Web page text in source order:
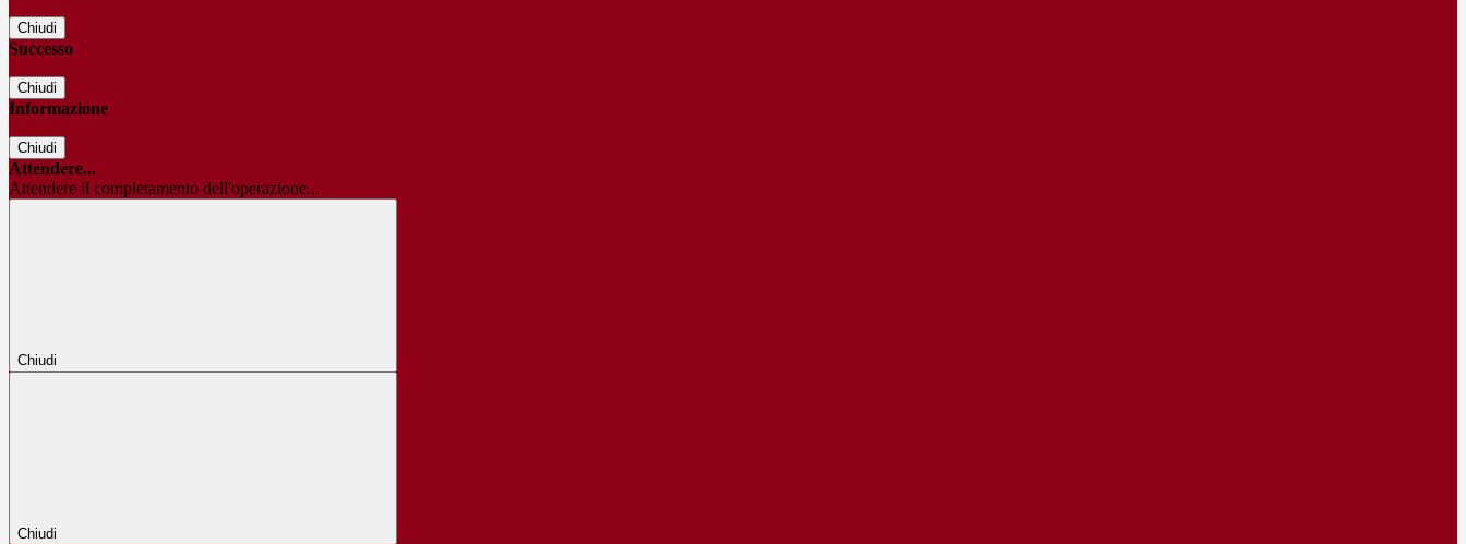
Chiudi
Successo
Chiudi
Informazione
Chiudi
Attendere...
Attendere il completamento dell'operazione...
Chiudi
Chiudi